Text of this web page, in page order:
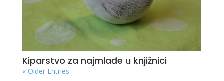
Kiparstvo za najmlađe u knjižnici
« Older Entries